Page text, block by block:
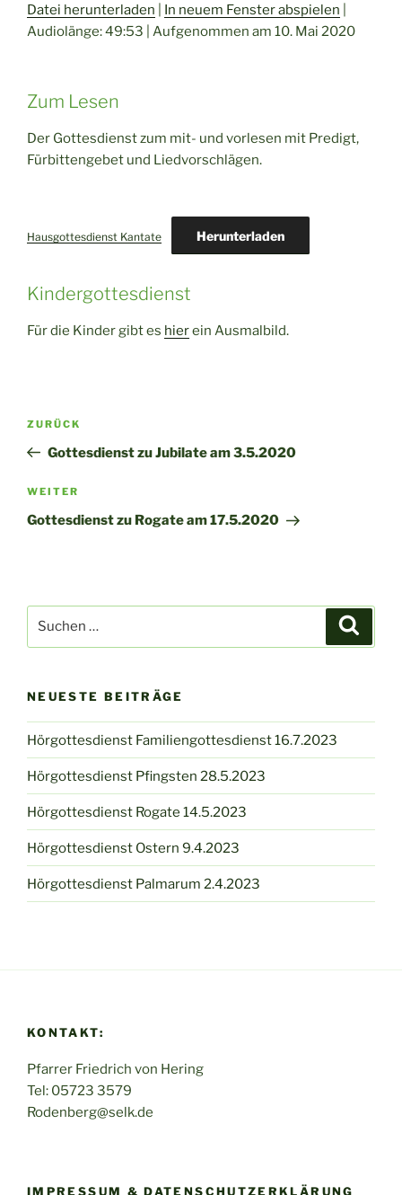
TEILEN
EMBED
Datei herunterladen In neuem Fenster abspielen
Audiolänge: 49:53
Aufgenommen am 10. Mai 2020
Zum Lesen
Der Gottesdienst zum mit- und vorlesen mit Predigt,
Fürbittengebet und Liedvorschlägen.
Hausgottesdienst Kantate Herunterladen
Kindergottesdienst
Für die Kinder gibt es hierein Ausmalbild.
Beitragsnavigation
Vorheriger
Beitrag
ZURÜCK
Gottesdienst zu Jubilate am 3.5.2020
Nächster
Beitrag
WEITER
Gottesdienst zu Rogate am 17.5.2020
nach:
NEUESTE BEITRÄGE
Hörgottesdienst Familiengottesdienst 16.7.2023
Hörgottesdienst Pfingsten 28.5.2023
Hörgottesdienst Rogate 14.5.2023
Hörgottesdienst Ostern 9.4.2023
Hörgottesdienst Palmarum 2.4.2023
KONTAKT:
Pfarrer Friedrich von Hering
Tel: 05723 3579
Rodenberg@selk.de
IMPRESSUM & DATENSCHUTZERKLÄRUNG